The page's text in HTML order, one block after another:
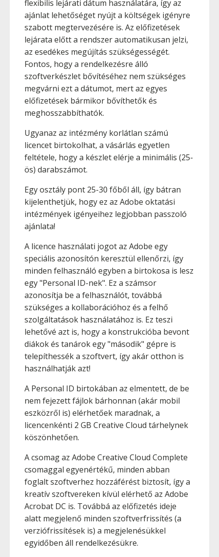
flexibilis lejárati dátum használatára, így az
ajánlat lehetőséget nyújt a költségek igényre
szabott megtervezésére is. Az előfizetések
lejárata előtt a rendszer automatikusan jelzi,
az esedékes megújítás szükségességét.
Fontos, hogy a rendelkezésre álló
szoftverkészlet bővítéséhez nem szükséges
megvárni ezt a dátumot, mert az egyes
előfizetések bármikor bővíthetők és
meghosszabbíthatók.
Ugyanaz az intézmény korlátlan számú
licencet birtokolhat, a vásárlás egyetlen
feltétele, hogy a készlet elérje a minimális (25-
ös) darabszámot.
Egy osztály pont 25-30 főből áll, így bátran
kijelenthetjük, hogy ez az Adobe oktatási
intézmények igényeihez legjobban passzoló
ajánlata!
A licence használati jogot az Adobe egy
speciális azonosítón keresztül ellenőrzi, így
minden felhasználó egyben a birtokosa is lesz
egy "Personal ID-nek". Ez a számsor
azonosítja be a felhasználót, továbbá
szükséges a kollaborációhoz és a felhő
szolgáltatások használatához is. Ez teszi
lehetővé azt is, hogy a konstrukcióba bevont
diákok és tanárok egy "második" gépre is
telepíthessék a szoftvert, így akár otthon is
használhatják azt!
A Personal ID birtokában az elmentett, de be
nem fejezett fájlok bárhonnan (akár mobil
eszközről is) elérhetőek maradnak, a
licencenkénti 2 GB Creative Cloud tárhelynek
köszönhetően.
A csomag az Adobe Creative Cloud Complete
csomaggal egyenértékű, minden abban
foglalt szoftverhez hozzáférést biztosít, így a
kreatív szoftvereken kívül elérhető az Adobe
Acrobat DC is. Továbbá az előfizetés ideje
alatt megjelenő minden szoftverfrissítés (a
verziófrissítések is) a megjelenésükkel
egyidőben áll rendelkezésükre.